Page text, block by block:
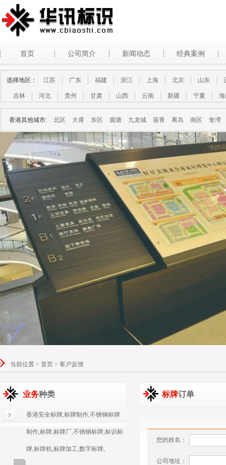
首页 公司简介 新闻动态 经典案例
选择地区： 江苏 广东 福建 浙江 上海 北京 山东
吉林 河北 贵州 甘肃 山西 云南 新疆 宁夏
香港其他城市: 北区 大甫 东区 观塘 九龙城 葵青 离岛 南区 奎湾
当前位置 > 首页 > 客户反馈
业务种类
香港安全标牌,标牌制作,不锈钢标牌
制作,标牌,标牌厂,不锈钢标牌,标识标
牌,标牌机,标牌加工,数字标牌,
标牌订单
您的姓名：
公司地址：